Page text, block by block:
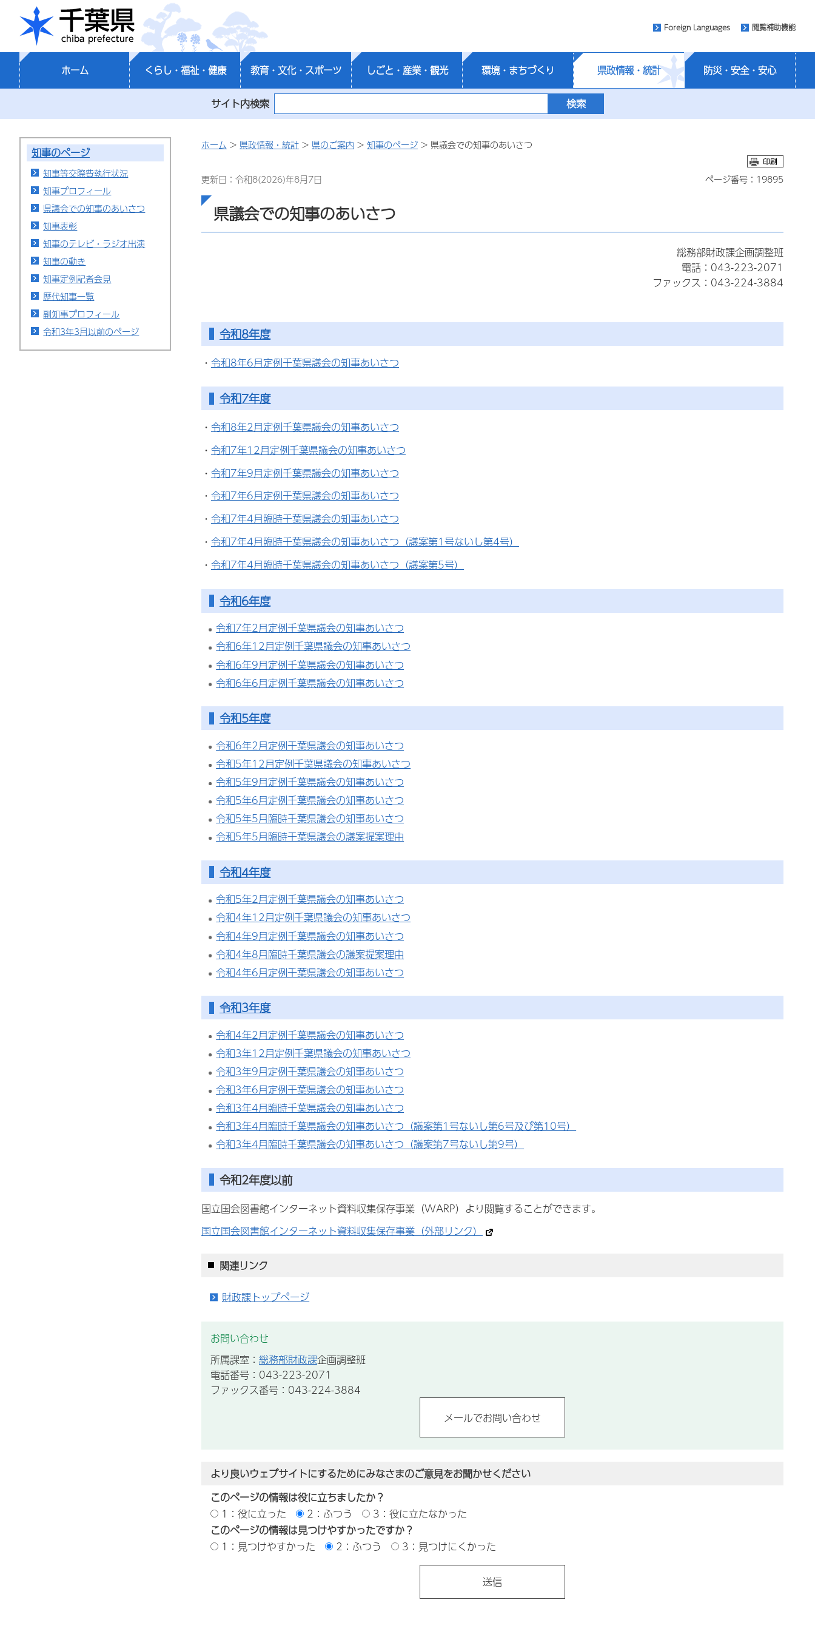
千葉県
Foreign Languages 閲覧補助機能
ホーム くらし・福祉・健康 教育・文化・スポーツ しごと・産業・観光 環境・まちづくり 県政情報・統計 防災・安全・安心
サイト内検索
知事のページ
知事等交際費執行状況
知事プロフィール
県議会での知事のあいさつ
知事表彰
知事のテレビ・ラジオ出演
知事の動き
知事定例記者会見
歴代知事一覧
副知事プロフィール
令和3年3月以前のページ
ホーム > 県政情報・統計 > 県のご案内 > 知事のページ > 県議会での知事のあいさつ
更新日：令和8(2026)年8月7日 ページ番号：19895
県議会での知事のあいさつ
総務部財政課企画調整班
電話：043-223-2071
ファックス：043-224-3884
令和8年度
・ 令和8年6月定例千葉県議会の知事あいさつ
令和7年度
・ 令和8年2月定例千葉県議会の知事あいさつ
・ 令和7年12月定例千葉県議会の知事あいさつ
・ 令和7年9月定例千葉県議会の知事あいさつ
・ 令和7年6月定例千葉県議会の知事あいさつ
・ 令和7年4月臨時千葉県議会の知事あいさつ
・ 令和7年4月臨時千葉県議会の知事あいさつ（議案第1号ないし第4号）
・ 令和7年4月臨時千葉県議会の知事あいさつ（議案第5号）
令和6年度
令和7年2月定例千葉県議会の知事あいさつ
令和6年12月定例千葉県議会の知事あいさつ
令和6年9月定例千葉県議会の知事あいさつ
令和6年6月定例千葉県議会の知事あいさつ
令和5年度
令和6年2月定例千葉県議会の知事あいさつ
令和5年12月定例千葉県議会の知事あいさつ
令和5年9月定例千葉県議会の知事あいさつ
令和5年6月定例千葉県議会の知事あいさつ
令和5年5月臨時千葉県議会の知事あいさつ
令和5年5月臨時千葉県議会の議案提案理由
令和4年度
令和5年2月定例千葉県議会の知事あいさつ
令和4年12月定例千葉県議会の知事あいさつ
令和4年9月定例千葉県議会の知事あいさつ
令和4年8月臨時千葉県議会の議案提案理由
令和4年6月定例千葉県議会の知事あいさつ
令和3年度
令和4年2月定例千葉県議会の知事あいさつ
令和3年12月定例千葉県議会の知事あいさつ
令和3年9月定例千葉県議会の知事あいさつ
令和3年6月定例千葉県議会の知事あいさつ
令和3年4月臨時千葉県議会の知事あいさつ
令和3年4月臨時千葉県議会の知事あいさつ（議案第1号ないし第6号及び第10号）
令和3年4月臨時千葉県議会の知事あいさつ（議案第7号ないし第9号）
令和2年度以前
国立国会図書館インターネット資料収集保存事業（WARP）より閲覧することができます。
国立国会図書館インターネット資料収集保存事業（外部リンク）
関連リンク
財政課トップページ
お問い合わせ
所属課室： 総務部財政課企画調整班
電話番号：043-223-2071
ファックス番号：043-224-3884
より良いウェブサイトにするためにみなさまのご意見をお聞かせください
このページの情報は役に立ちましたか？
1：役に立った
2：ふつう
3：役に立たなかった
このページの情報は見つけやすかったですか？
1：見つけやすかった
2：ふつう 3：見つけにくかった